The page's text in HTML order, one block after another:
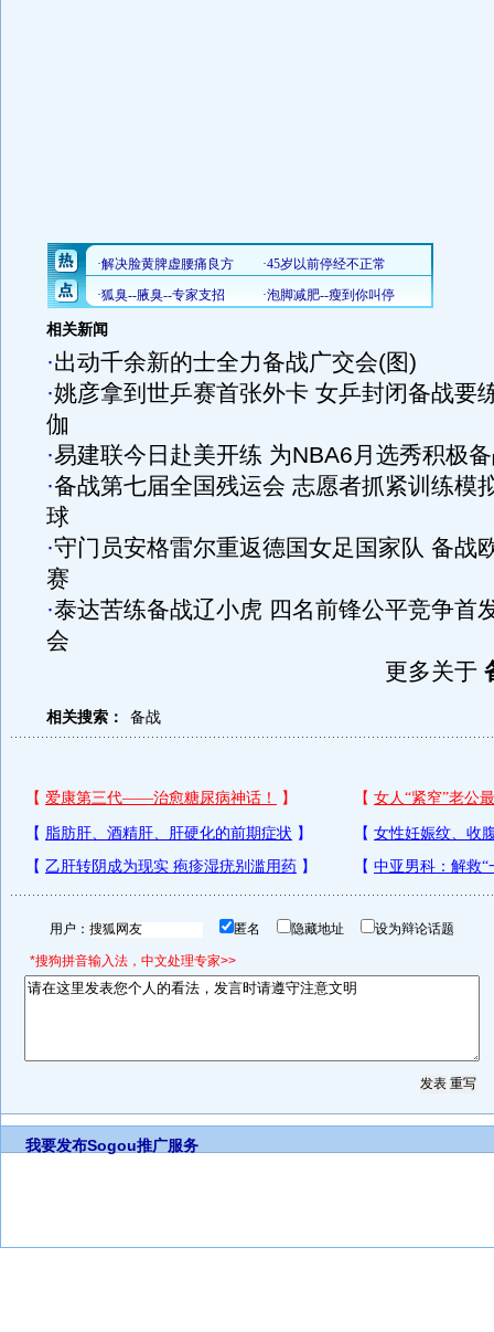
相关新闻
·出动千余新的士全力备战广交会(图)
·姚彦拿到世乒赛首张外卡 女乒封闭备战要
伽
·易建联今日赴美开练 为NBA6月选秀积极
·备战第七届全国残运会 志愿者抓紧训练模
球
·守门员安格雷尔重返德国女足国家队 备战
赛
·泰达苦练备战辽小虎 四名前锋公平竞争首
会
更多关于
相关搜索： 备战
用户： 匿名 隐藏地址 设为辩论话题
*搜狗拼音输入法，中文处理专家>>
我要发布Sogou推广服务